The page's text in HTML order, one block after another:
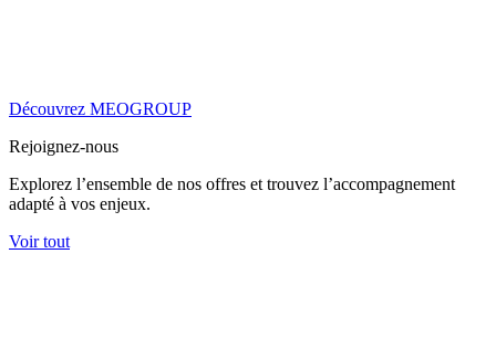
Découvrez MEOGROUP
Rejoignez-nous
Explorez l’ensemble de nos offres et trouvez l’accompagnement
adapté à vos enjeux.
Voir tout